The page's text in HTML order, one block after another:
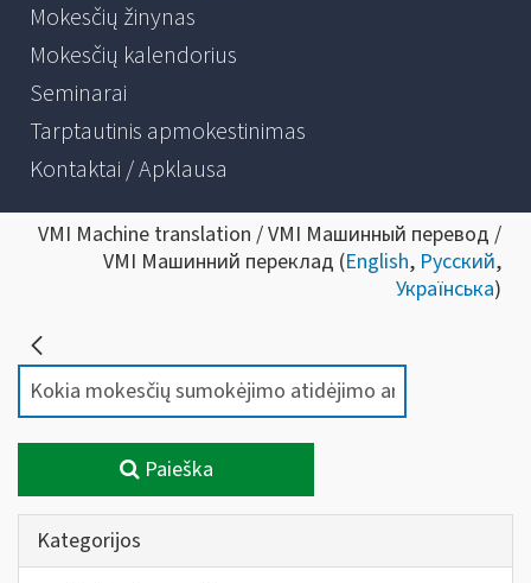
Mokesčių žinynas
Mokesčių kalendorius
Seminarai
Tarptautinis apmokestinimas
Kontaktai / Apklausa
VMI Machine translation / VMI Машинный перевод /
VMI Машинний переклад (English, Русский,
Українська)
Paieška
Kategorijos